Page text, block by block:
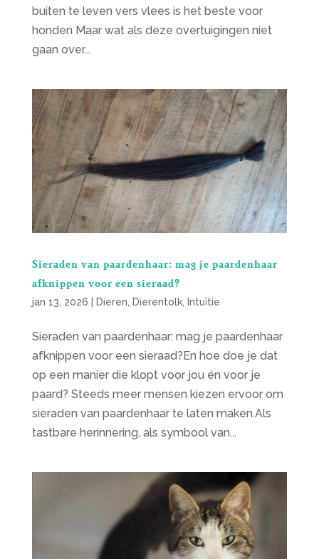
buiten te leven vers vlees is het beste voor
honden Maar wat als deze overtuigingen niet
gaan over...
Sieraden van paardenhaar: mag je paardenhaar
afknippen voor een sieraad?
jan 13, 2026 Dieren Dierentolk, Intuïtie
Sieraden van paardenhaar: mag je paardenhaar
afknippen voor een sieraad?En hoe doe je dat
op een manier die klopt voor jou én voor je
paard? Steeds meer mensen kiezen ervoor om
sieraden van paardenhaar te laten maken.Als
tastbare herinnering, als symbool van...